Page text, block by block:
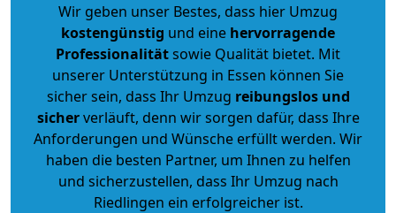
Wir geben unser Bestes, dass hier Umzug
kostengünstig und eine hervorragende
Professionalitätsowie Qualität bietet. Mit
unserer Unterstützung in Essen können Sie
sicher sein, dass Ihr Umzug reibungslos und
sicherverläuft, denn wir sorgen dafür, dass Ihre
Anforderungen und Wünsche erfüllt werden. Wir
haben die besten Partner, um Ihnen zu helfen
und sicherzustellen, dass Ihr Umzug nach
Riedlingen ein erfolgreicher ist.